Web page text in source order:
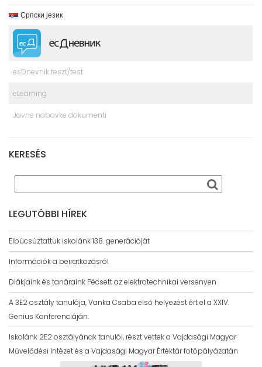
Српски језик
esDnevnik teszt/test
eLearning
Javne nabavke dokumenti
KERESÉS
LEGUTÓBBI HÍREK
Elbúcsúztattuk iskolánk 138. generációját
Információk a beiratkozásról
Diákjaink és tanáraink Pécsett az elektrotechnikai versenyen
A 3E2 osztály tanulója, Vanka Csaba első helyezést ért el a XXIV.
Genius Konferenciáján.
Iskolánk 2E2 osztályának tanulói, részt vettek a Vajdasági Magyar
Művelődési Intézet és a Vajdasági Magyar Értéktár fotópályázatán